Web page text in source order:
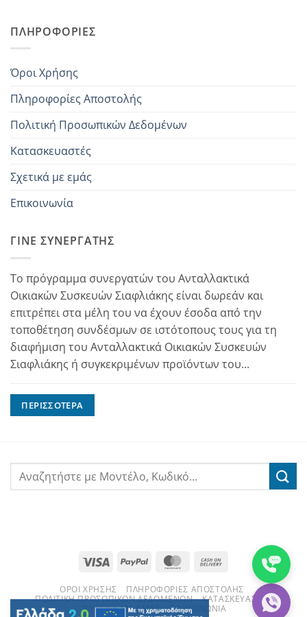
ΠΛΗΡΟΦΟΡΊΕΣ
Όροι Χρήσης
Πληροφορίες Αποστολής
Πολιτική Προσωπικών Δεδομένων
Κατασκευαστές
Σχετικά με εμάς
Επικοινωνία
ΓΊΝΕ ΣΥΝΕΡΓΆΤΗΣ
Το πρόγραμμα συνεργατών του Ανταλλακτικά
Οικιακών Συσκευών Σιαφλιάκης είναι δωρεάν και
επιτρέπει στα μέλη του να έχουν έσοδα από την
τοποθέτηση συνδέσμων σε ιστότοπους τους για τη
διαφήμιση του Ανταλλακτικά Οικιακών Συσκευών
Σιαφλιάκης ή συγκεκριμένων προϊόντων του...
ΠΕΡΙΣΣΌΤΕΡΑ
Visa PayPal MasterCard
Delivery
ΌΡΟΙ ΧΡΉΣΗΣ
ΠΛΗΡΟΦΟΡΊΕΣ ΑΠΟΣΤΟΛΉΣ
ΠΟΛΙΤΙΚΉ ΠΡΟΣΩΠΙΚΏΝ ΔΕΔΟΜΈΝΩΝ
ΚΑΤΑΣΚΕΥΑΣΤΈΣ
ΣΧΕΤΙΚΆ ΜΕ ΕΜΆΣ
ΕΠΙΚΟΙΝΩΝΊΑ